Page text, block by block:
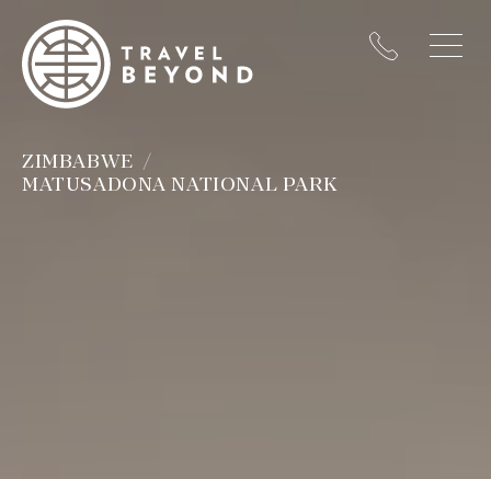
ZIMBABWE
MATUSADONA NATIONAL PARK